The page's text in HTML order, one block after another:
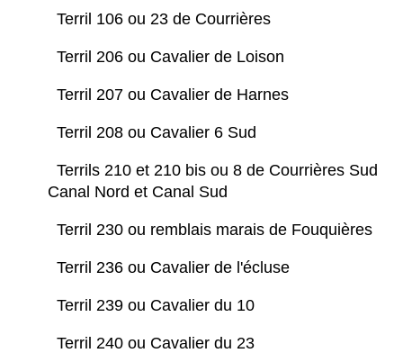
Terril 106 ou 23 de Courrières
Terril 206 ou Cavalier de Loison
Terril 207 ou Cavalier de Harnes
Terril 208 ou Cavalier 6 Sud
Terrils 210 et 210 bis ou 8 de Courrières Sud
Canal Nord et Canal Sud
Terril 230 ou remblais marais de Fouquières
Terril 236 ou Cavalier de l'écluse
Terril 239 ou Cavalier du 10
Terril 240 ou Cavalier du 23